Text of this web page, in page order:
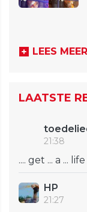
LEES MEER
LAATSTE
21:38
.... get ... a ... life
HP
21:27